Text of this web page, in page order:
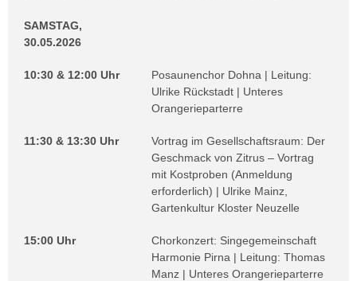
SAMSTAG,
30.05.2026
10:30 & 12:00 Uhr
Posaunenchor Dohna | Leitung:
Ulrike Rückstadt | Unteres
Orangerieparterre
11:30 & 13:30 Uhr
Vortrag im Gesellschaftsraum: Der
Geschmack von Zitrus – Vortrag
mit Kostproben (Anmeldung
erforderlich) | Ulrike Mainz,
Gartenkultur Kloster Neuzelle
15:00 Uhr
Chorkonzert: Singegemeinschaft
Harmonie Pirna | Leitung: Thomas
Manz | Unteres Orangerieparterre